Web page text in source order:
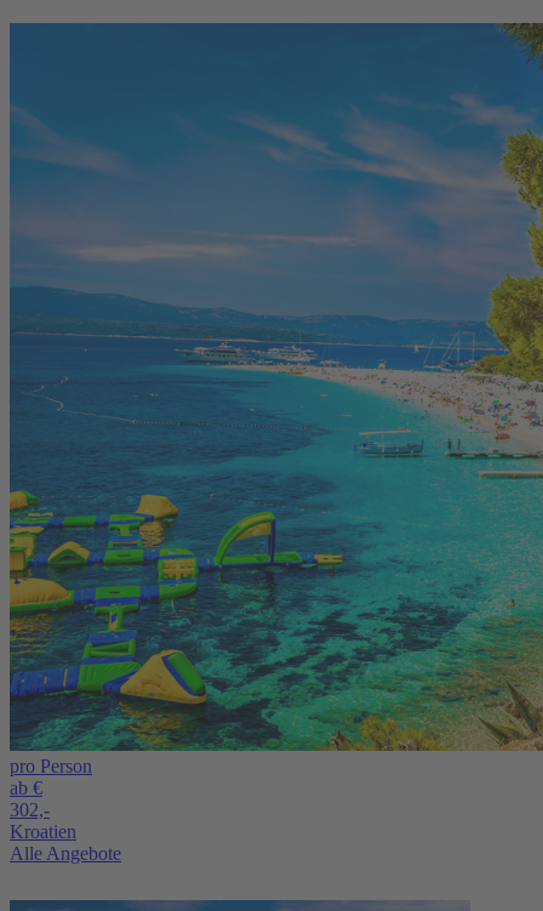
pro Person
ab €
302,-
Kroatien
Alle Angebote